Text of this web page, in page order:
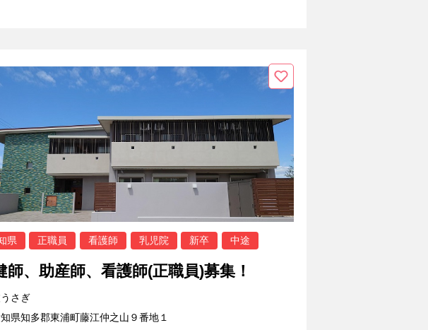
県 正職員 看護師 乳児院 新卒 中途
師、助産師、看護師(正職員)募集！
さぎ
県知多郡東浦町藤江仲之山９番地１